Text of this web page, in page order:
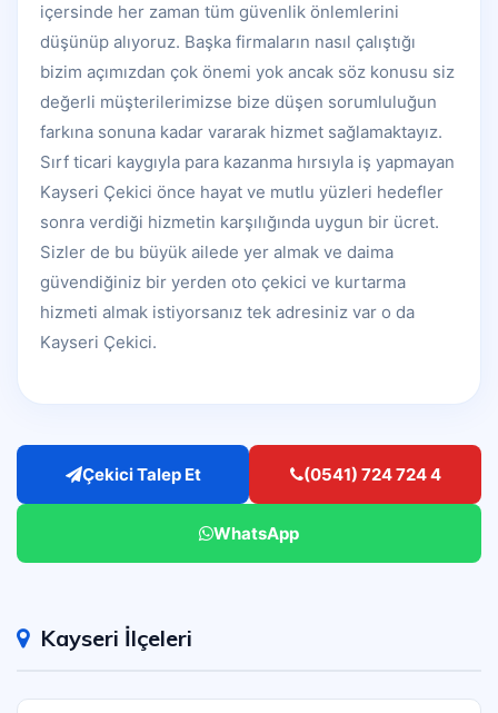
içersinde her zaman tüm güvenlik önlemlerini
düşünüp alıyoruz. Başka firmaların nasıl çalıştığı
bizim açımızdan çok önemi yok ancak söz konusu siz
değerli müşterilerimizse bize düşen sorumluluğun
farkına sonuna kadar vararak hizmet sağlamaktayız.
Sırf ticari kaygıyla para kazanma hırsıyla iş yapmayan
Kayseri Çekici önce hayat ve mutlu yüzleri hedefler
sonra verdiği hizmetin karşılığında uygun bir ücret.
Sizler de bu büyük ailede yer almak ve daima
güvendiğiniz bir yerden oto çekici ve kurtarma
hizmeti almak istiyorsanız tek adresiniz var o da
Kayseri Çekici.
Çekici Talep Et (0541) 724 724 4
WhatsApp
Kayseri İlçeleri